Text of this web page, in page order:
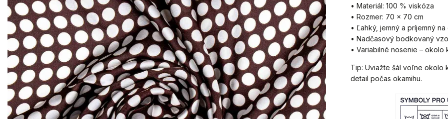
• Materiál: 100 % viskóza
• Rozmer: 70 × 70 cm
• Ľahký, jemný a príjemný
• Nadčasový bodkovaný
• Variabilné nosenie –
Tip: Uviažte šál voľne okolo
detail počas okamihu.